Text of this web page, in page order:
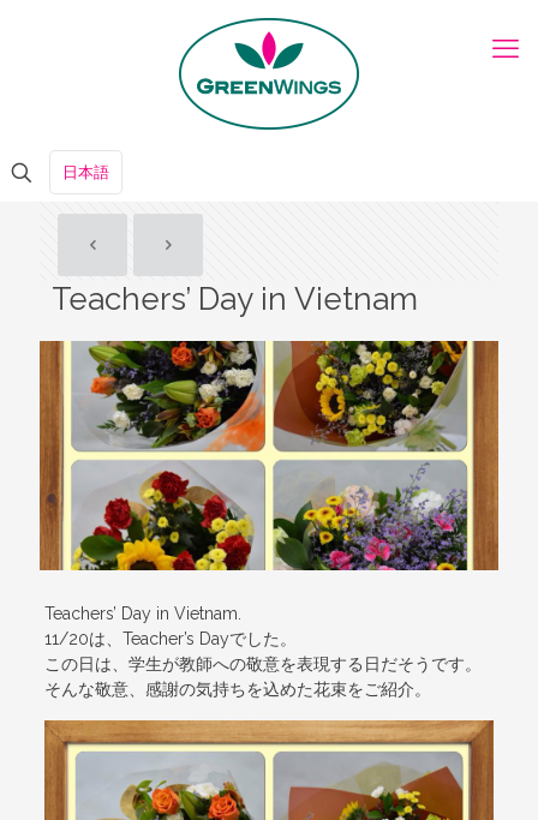
日本語
Teachers’ Day in Vietnam
Teachers’ Day in Vietnam.
11/20は、Teacher’s Dayでした。
この日は、学生が教師への敬意を表現する日だそうです。
そんな敬意、感謝の気持ちを込めた花束をご紹介。